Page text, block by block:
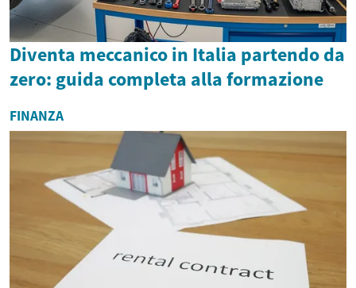
Diventa meccanico in Italia partendo da
zero: guida completa alla formazione
FINANZA